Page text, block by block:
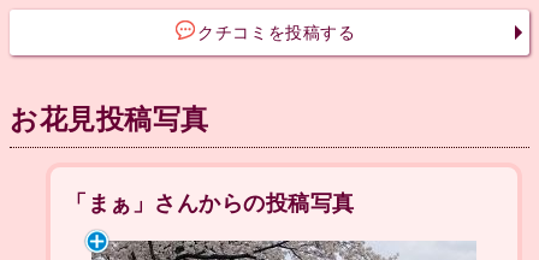
クチコミを投稿する
お花見投稿写真
「まぁ」さんからの投稿写真